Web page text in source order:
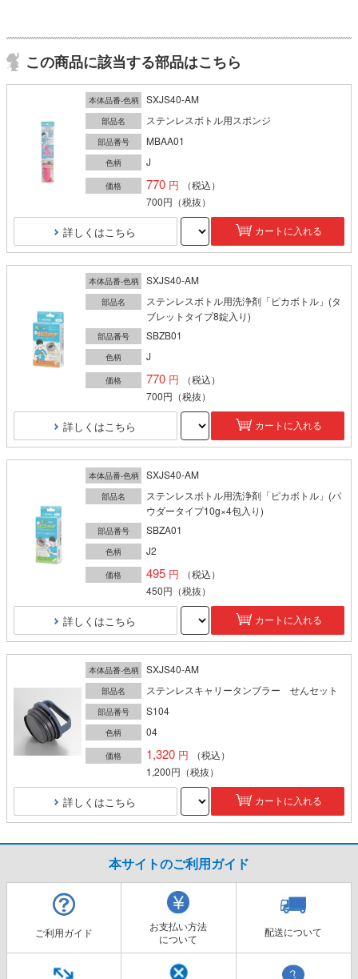
この商品に該当する部品はこちら
本体品番-色柄 SXJS40-AM
部品名 ステンレスボトル用スポンジ
部品番号 MBAA01
色柄 J
価格 770
（税込）
700円 （税抜）
詳しくはこちら カートに入れる
本体品番-色柄 SXJS40-AM
部品名
ステンレスボトル用洗浄剤「ピカボトル」(タ
ブレットタイプ8錠入り)
部品番号 SBZB01
色柄 J
価格 770
（税込）
700円 （税抜）
詳しくはこちら カートに入れる
本体品番-色柄 SXJS40-AM
部品名
ステンレスボトル用洗浄剤「ピカボトル」(パ
ウダータイプ10g×4包入り)
部品番号 SBZA01
色柄 J2
価格 495
（税込）
450円 （税抜）
詳しくはこちら カートに入れる
本体品番-色柄 SXJS40-AM
部品名 ステンレスキャリータンブラー せんセット
部品番号 S104
色柄 04
価格 1,320
（税込）
1,200円 （税抜）
詳しくはこちら カートに入れる
本サイトのご利用ガイド
ご利用ガイド
お支払い方法
について
配送について